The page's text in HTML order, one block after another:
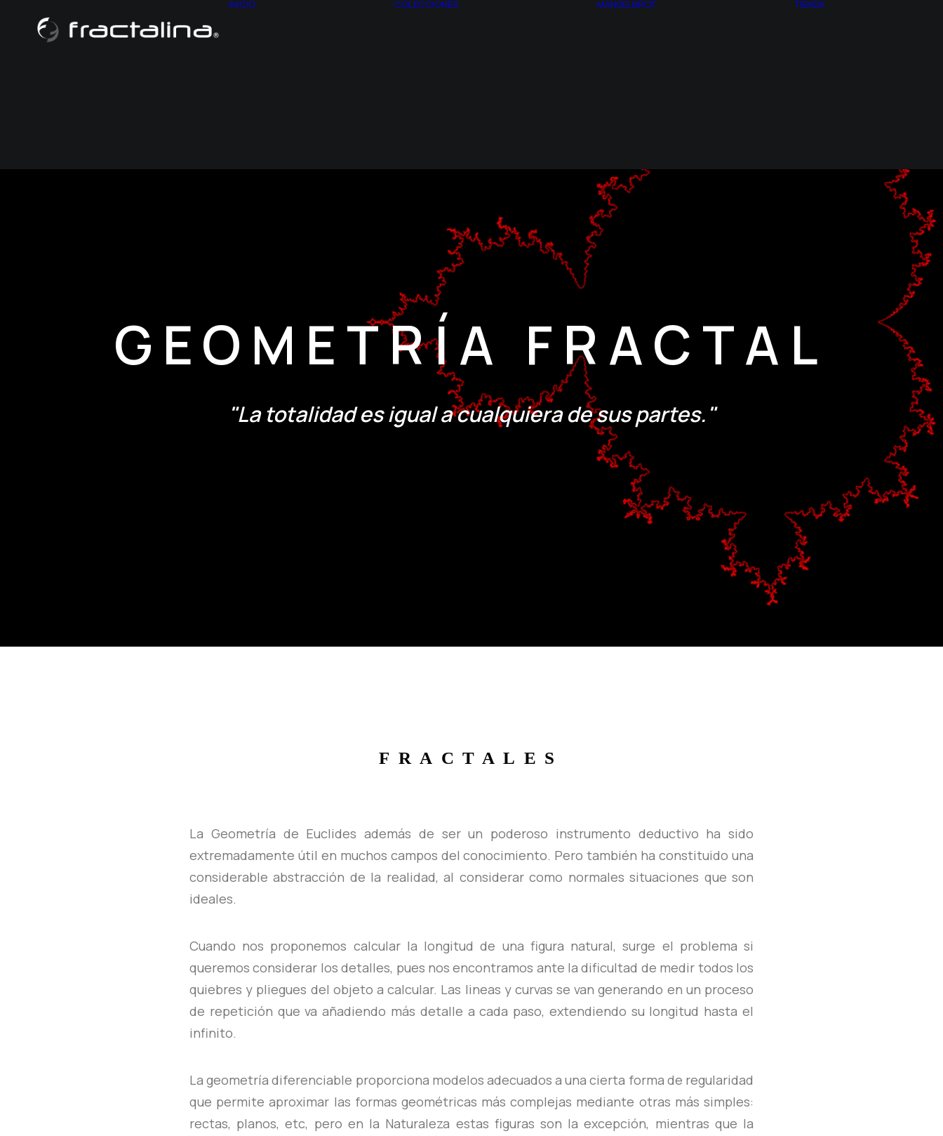
INICIO COLECCIONES MANDELBROT TIENDA
GEOMETRÍA FRACTAL
"La totalidad es igual a cualquiera de sus partes."
FRACTALES
La Geometría de Euclides además de ser un poderoso instrumento deductivo ha sido
extremadamente útil en muchos campos del conocimiento. Pero también ha constituido una
considerable abstracción de la realidad, al considerar como normales situaciones que son
ideales.
Cuando nos proponemos calcular la longitud de una figura natural, surge el problema si
queremos considerar los detalles, pues nos encontramos ante la dificultad de medir todos los
quiebres y pliegues del objeto a calcular. Las lineas y curvas se van generando en un proceso
de repetición que va añadiendo más detalle a cada paso, extendiendo su longitud hasta el
infinito.
La geometría diferenciable proporciona modelos adecuados a una cierta forma de regularidad
que permite aproximar las formas geométricas más complejas mediante otras más simples:
rectas, planos, etc, pero en la Naturaleza estas figuras son la excepción, mientras que la